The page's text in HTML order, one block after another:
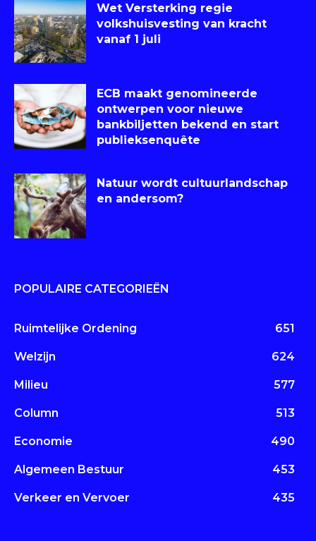
Wet Versterking regie
volkshuisvesting van kracht
vanaf 1 juli
ECB maakt genomineerde
ontwerpen voor nieuwe
bankbiljetten bekend en start
publieksenquête
Natuur wordt cultuurlandschap
en andersom?
POPULAIRE CATEGORIEËN
Ruimtelijke Ordening 651
Welzijn 624
Milieu 577
Column 513
Economie 490
Algemeen Bestuur 453
Verkeer en Vervoer 435